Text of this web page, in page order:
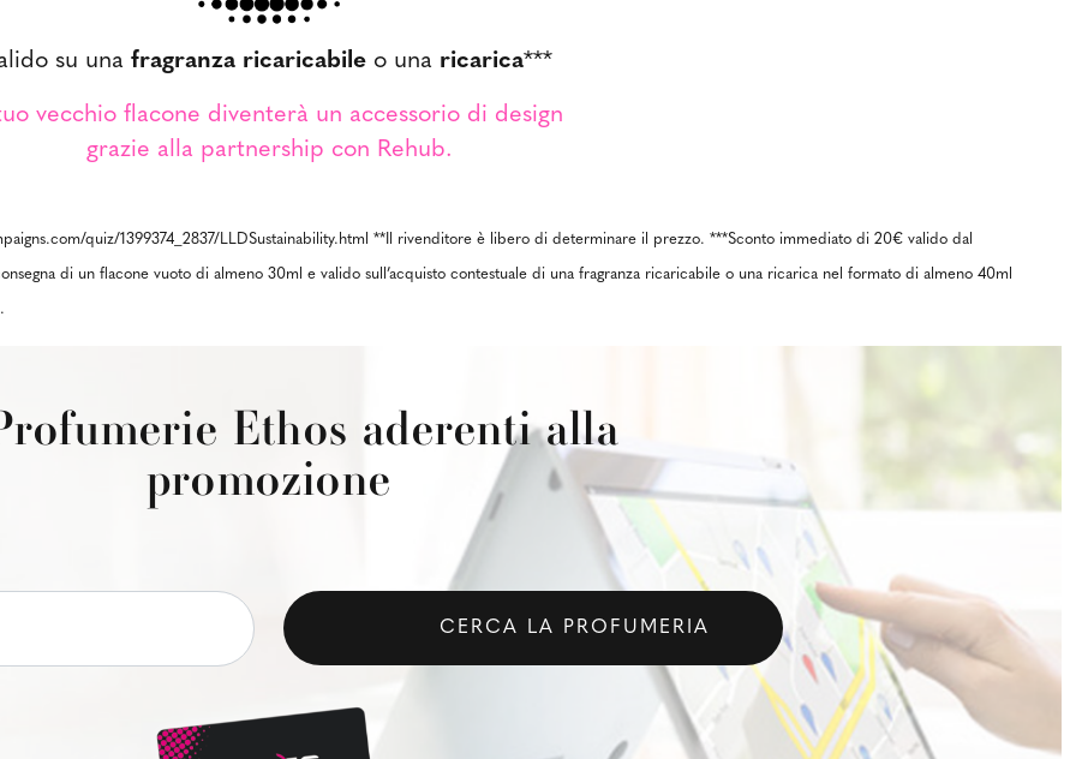
su una fragranza ricaricabile o una ricarica***
vecchio flacone diventerà un accessorio di design
grazie alla partnership con Rehub.
quiz/1399374_2837/LLDSustainability.html **Il rivenditore è libero di determinare il prezzo. ***Sconto immediato di 20€ valido dal
di un flacone vuoto di almeno 30ml e valido sull’acquisto contestuale di una fragranza ricaricabile o una ricarica nel formato di almeno 40ml
Ethos aderenti alla
promozione
CERCA LA PROFUMERIA